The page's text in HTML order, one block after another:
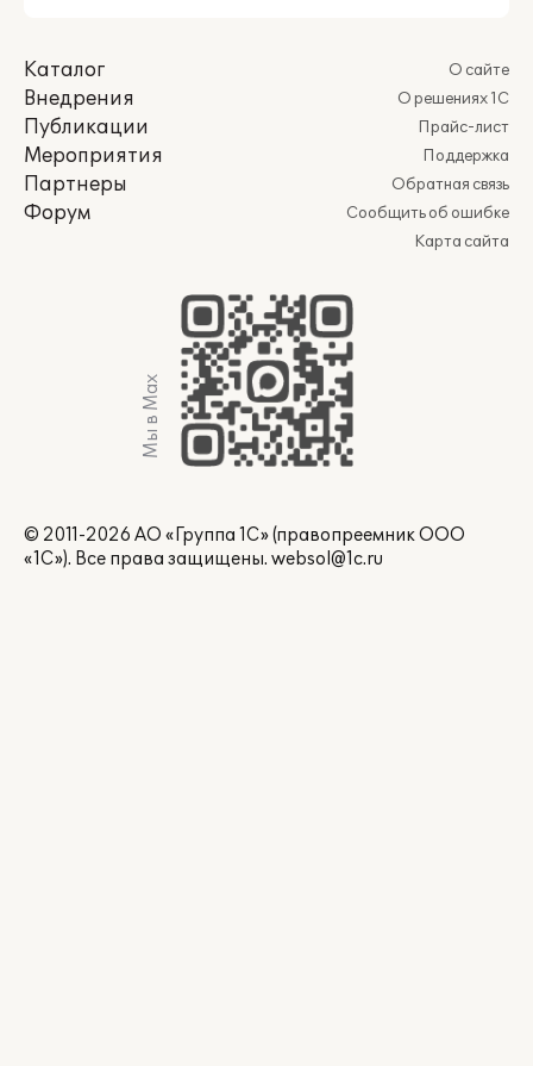
Каталог
Внедрения
Публикации
Мероприятия
Партнеры
Форум
О сайте
О решениях 1С
Прайс-лист
Поддержка
Обратная связь
Сообщить об ошибке
Карта сайта
Мы в Max
© 2011-2026 АО «Группа 1С» (правопреемник ООО
«1С»). Все права защищены. websol@1c.ru